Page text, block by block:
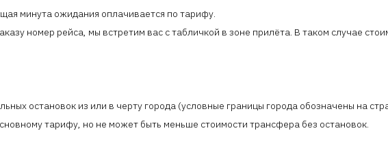
минута ожидания оплачивается по тарифу.
номер рейса, мы встретим вас с табличкой в зоне прилёта. В таком случае
остановок из или в черту города (условные границы города обозначены на
тарифу, но не может быть меньше стоимости трансфера без остановок.